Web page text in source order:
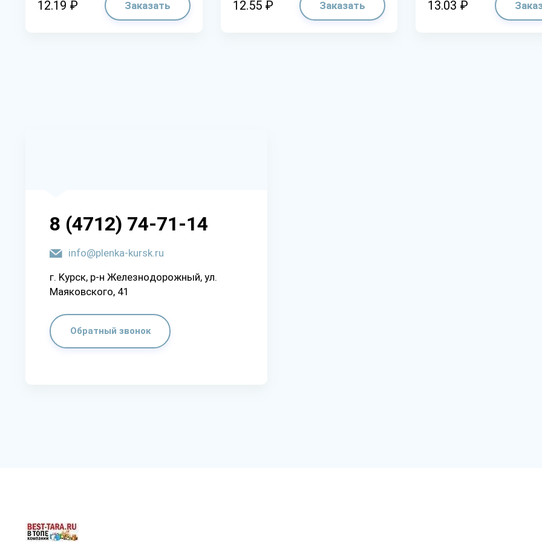
12.19 ₽ Заказать 12.55 ₽ Заказать 13.03 ₽
8 (4712) 74-71-14
info@plenka-kursk.ru
г. Kypcк, p-н Жeлeзнoдopoжный, yл.
Мaякoвcкoгo, 41
Обратный звонок